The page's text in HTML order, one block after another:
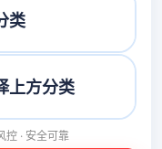
控 · 安全可靠